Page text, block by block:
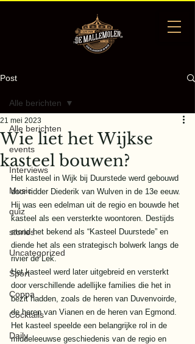
Post
Alle berichten
events
Interviews
Music
quiz
stories
Uncategorized
Sport
Coppa
Cocktails
Daily
Alle berichten
Wie liet het Wijkse
kasteel bouwen?
21 mei 2023
Het kasteel in Wijk bij Duurstede werd gebouwd
door ridder Diederik van Wulven in de 13e eeuw.
Hij was een edelman uit de regio en bouwde het
kasteel als een versterkte woontoren. Destijds
stond het bekend als “Kasteel Duurstede” en
diende het als een strategisch bolwerk langs de
rivier de Lek.
Het kasteel werd later uitgebreid en versterkt
door verschillende adellijke families die het in
bezit hadden, zoals de heren van Duvenvoirde,
de heren van Vianen en de heren van Egmond.
Het kasteel speelde een belangrijke rol in de
middeleeuwse geschiedenis van de regio en